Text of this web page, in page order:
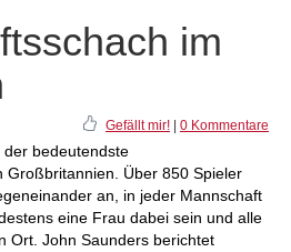
im
Gefällt mir! 0 Kommentare
der bedeutendste
Großbritannien. Über 850 Spieler
an, in jeder Mannschaft
eine Frau dabei sein und alle
Ort. John Saunders berichtet